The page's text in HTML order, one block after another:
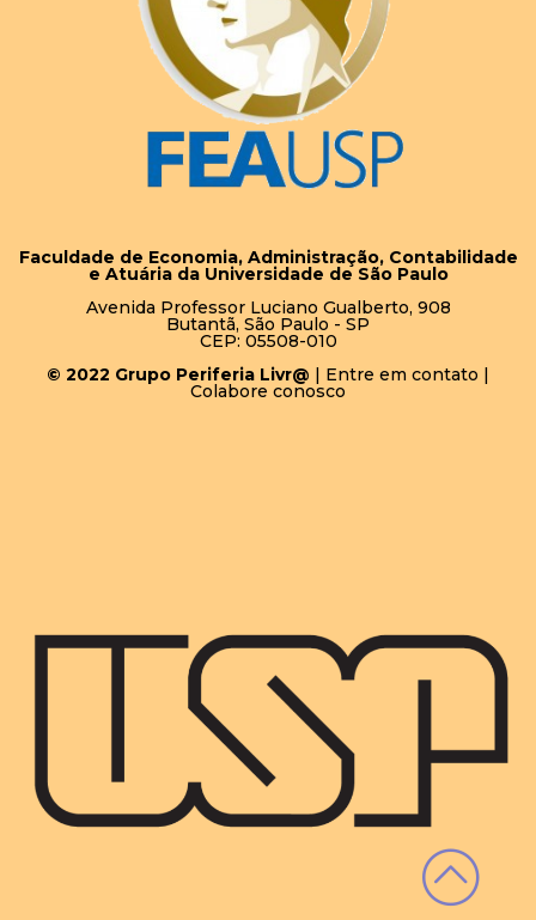
Faculdade de Economia, Administração, Contabilidade
e Atuária da Universidade de São Paulo
Avenida Professor Luciano Gualberto, 908
Butantã, São Paulo - SP
CEP: 05508-010
© 2022 Grupo Periferia Livr@ | Entre em contato |
Colabore conosco